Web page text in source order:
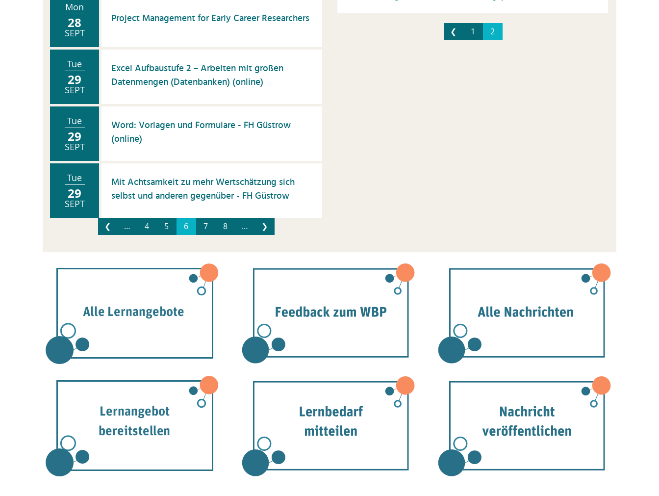
Mon
28
SEPT
Project Management for Early Career Researchers
Tue
29
SEPT
Excel Aufbaustufe 2 – Arbeiten mit großen
Datenmengen (Datenbanken) (online)
Tue
29
SEPT
Word: Vorlagen und Formulare - FH Güstrow
(online)
Tue
29
SEPT
Mit Achtsamkeit zu mehr Wertschätzung sich
selbst und anderen gegenüber - FH Güstrow
❮ … 4 5 6 7 8 … ❯
❮ 1 2